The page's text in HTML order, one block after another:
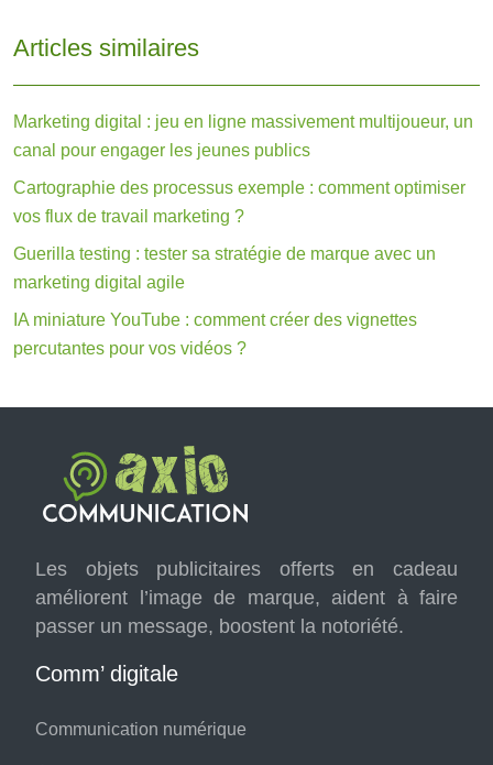
Articles similaires
Marketing digital : jeu en ligne massivement multijoueur, un
canal pour engager les jeunes publics
Cartographie des processus exemple : comment optimiser
vos flux de travail marketing ?
Guerilla testing : tester sa stratégie de marque avec un
marketing digital agile
IA miniature YouTube : comment créer des vignettes
percutantes pour vos vidéos ?
Les objets publicitaires offerts en cadeau
améliorent l’image de marque, aident à faire
passer un message, boostent la notoriété.
Comm’ digitale
Communication numérique